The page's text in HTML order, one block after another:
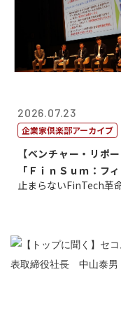
2026.07.23
企業家倶楽部アーカイブ
【ベンチャー・リポー
「ＦｉｎＳｕｍ：フ
ック・サミッ...
止まらないFinTech革